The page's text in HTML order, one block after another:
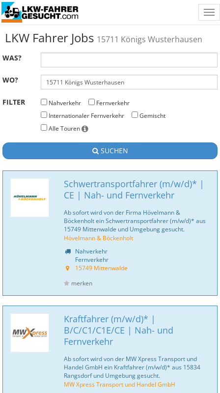
LKW Fahrer Jobs 15711 Königs Wusterhausen
WAS?
WO?
FILTER Nahverkehr
Fernverkehr
Internationaler Fernverkehr
Gemischt
Alle Touren
SUCHEN
Schwertransportfahrer (m/w/d)* |
CE | Nah- und Fernverkehr
Ab sofort wird von der Firma Hövelmann &
Böckenholt ein Schwertransportfahrer (m/w/d)* aus
15749 Mittenwalde und Umgebung gesucht.
Hövelmann & Böckenholt
Nahverkehr
Fernverkehr
15749 Mittenwalde
merken
Kraftfahrer (m/w/d)* |
B/C/C1/C1E/CE | Nah- und
Fernverkehr
Ab sofort wird von der MW Xpress Transport und
Handel GmbH ein Kraftfahrer (m/w/d)* aus 15834
Rangsdorf und Umgebung gesucht.
MW Xpress Transport und Handel GmbH